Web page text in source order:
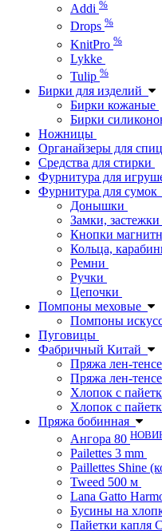
Addi %
Drops %
KnitPro %
Lykke
Tulip %
Бирки для изделий
Бирки кожаные
Бирки
Ножницы
Органайзеры для
Средства для стирки
Фурнитура для
Фурнитура для сумок
Донышки
Замки, застежки
Кнопки
Кольца,
Ремни
Ручки
Цепочки
Помпоны меховые
Помпоны
Пуговицы
Фабричный Китай
Пряжа лен-
Пряжа лен-
Хлопок с
Хлопок с
Пряжа бобинная
Ангора 80
Pailettes 3 mm
Paillettes Shine
Tweed 500 м
Lana Gatto
Бусины на
Пайетки капля